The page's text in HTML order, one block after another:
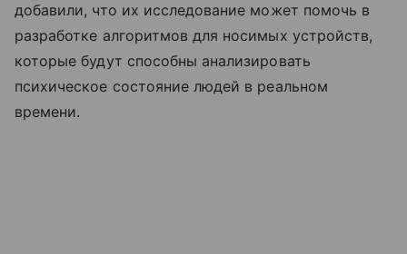
добавили, что их исследование может помочь в
разработке алгоритмов для носимых устройств,
которые будут способны анализировать
психическое состояние людей в реальном
времени.